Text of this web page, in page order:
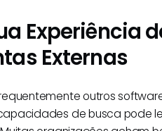
Experiência
Externas
outros
de busca pode